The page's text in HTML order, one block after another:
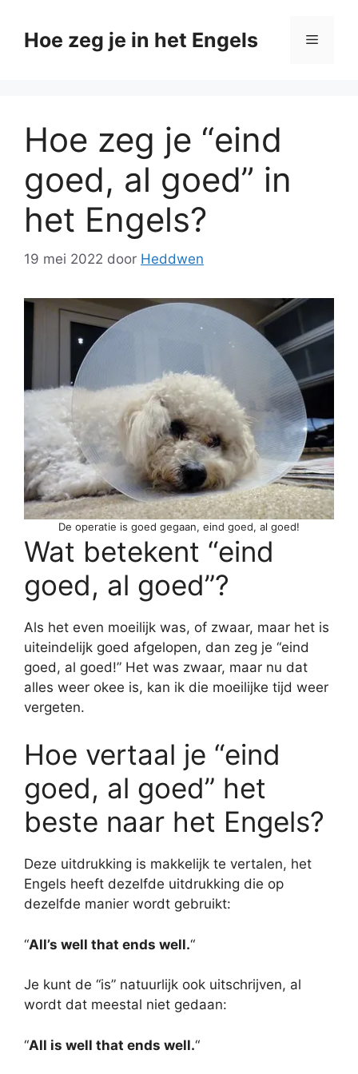
naarHoe zeg je in het Engels Menu
Hoe zeg je “eind
goed, al goed” in
het Engels?
19 mei 2022 door Heddwen
De operatie is goed gegaan, eind goed, al goed!
Wat betekent “eind
goed, al goed”?
Als het even moeilijk was, of zwaar, maar het is
uiteindelijk goed afgelopen, dan zeg je “eind
goed, al goed!” Het was zwaar, maar nu dat
alles weer okee is, kan ik die moeilijke tijd weer
vergeten.
Hoe vertaal je “eind
goed, al goed” het
beste naar het Engels?
Deze uitdrukking is makkelijk te vertalen, het
Engels heeft dezelfde uitdrukking die op
dezelfde manier wordt gebruikt:
“All’s well that ends well.“
Je kunt de “is” natuurlijk ook uitschrijven, al
wordt dat meestal niet gedaan:
“All is well that ends well.“